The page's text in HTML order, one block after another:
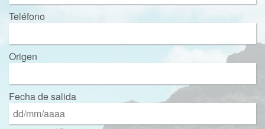
Teléfono
Origen
Fecha de salida